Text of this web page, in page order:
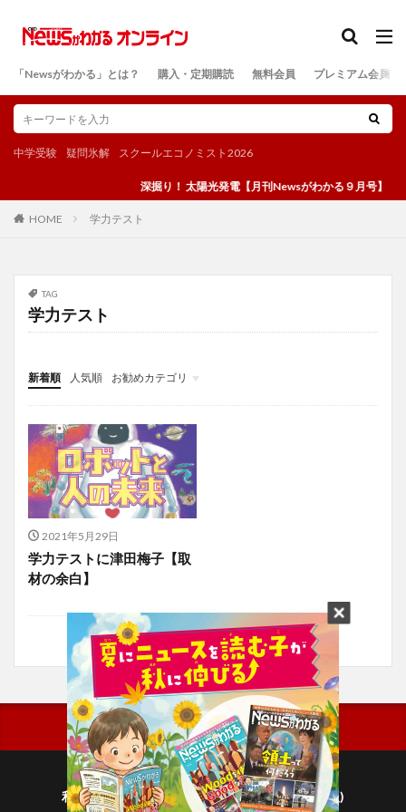
「Newsがわかる」とは？ 購入・定期購読 無料会員 プレミアム会員
中学受験 疑問氷解 スクールエコノミスト2026
深掘り！ 太陽光発電【月刊Newsがわかる９月号】
HOME 学力テスト
TAG
学力テスト
新着順 人気順
お勧めカテゴリ
投稿
学び
マンガ
電子書籍
2021年5月29日
学力テストに津田梅子【取
材の余白】
利用規約
プライバシーポリシー(毎日新聞出版)
検索